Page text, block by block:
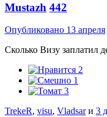
Mustazh 442
Опубликовано 13 апреля
Сколько Визу заплатил
2
1
3
TrekeR, visu, Vladsarи 3